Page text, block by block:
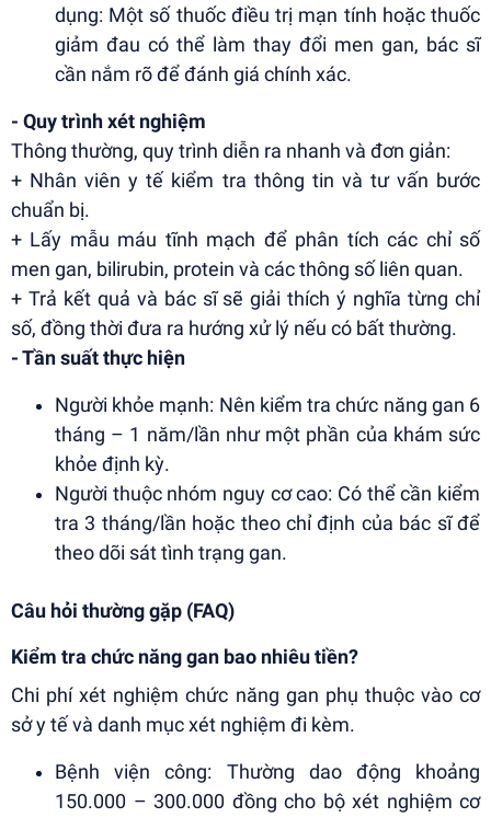
dụng: Một số thuốc điều trị mạn tính hoặc thuốc
giảm đau có thể làm thay đổi men gan, bác sĩ
cần nắm rõ để đánh giá chính xác.
- Quy trình xét nghiệm
Thông thường, quy trình diễn ra nhanh và đơn giản:
+ Nhân viên y tế kiểm tra thông tin và tư vấn bước
chuẩn bị.
+ Lấy mẫu máu tĩnh mạch để phân tích các chỉ số
men gan, bilirubin, protein và các thông số liên quan.
+ Trả kết quả và bác sĩ sẽ giải thích ý nghĩa từng chỉ
số, đồng thời đưa ra hướng xử lý nếu có bất thường.
- Tần suất thực hiện
Người khỏe mạnh: Nên kiểm tra chức năng gan 6
tháng – 1 năm/lần như một phần của khám sức
khỏe định kỳ.
Người thuộc nhóm nguy cơ cao: Có thể cần kiểm
tra 3 tháng/lần hoặc theo chỉ định của bác sĩ để
theo dõi sát tình trạng gan.
Câu hỏi thường gặp (FAQ)
Kiểm tra chức năng gan bao nhiêu tiền?
Chi phí xét nghiệm chức năng gan phụ thuộc vào cơ
sở y tế và danh mục xét nghiệm đi kèm.
Bệnh viện công: Thường dao động khoảng
150.000 – 300.000 đồng cho bộ xét nghiệm cơ